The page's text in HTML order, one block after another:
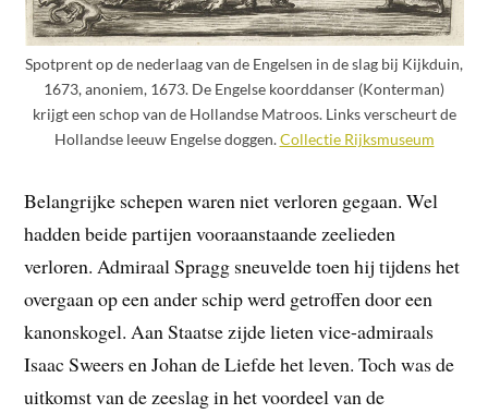
Spotprent op de nederlaag van de Engelsen in de slag bij Kijkduin,
1673, anoniem, 1673. De Engelse koorddanser (Konterman)
krijgt een schop van de Hollandse Matroos. Links verscheurt de
Hollandse leeuw Engelse doggen.Collectie Rijksmuseum
Belangrijke schepen waren niet verloren gegaan. Wel
hadden beide partijen vooraanstaande zeelieden
verloren. Admiraal Spragg sneuvelde toen hij tijdens het
overgaan op een ander schip werd getroffen door een
kanonskogel. Aan Staatse zijde lieten vice-admiraals
Isaac Sweers en Johan de Liefde het leven. Toch was de
uitkomst van de zeeslag in het voordeel van de